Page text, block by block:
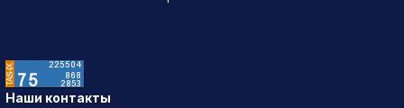
Наши контакты